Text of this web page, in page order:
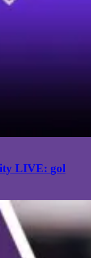
LIVE: gol